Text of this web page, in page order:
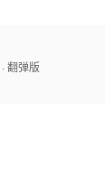
· 翻弹版